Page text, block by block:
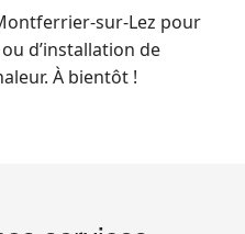
sur-Lez pour
d’installation de
À bientôt !